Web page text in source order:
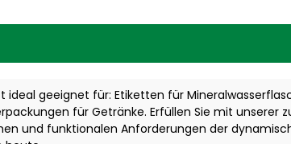
ideal geeignet für: Etiketten für
für Getränke. Erfüllen Sie mit unserer
und funktionalen Anforderungen der